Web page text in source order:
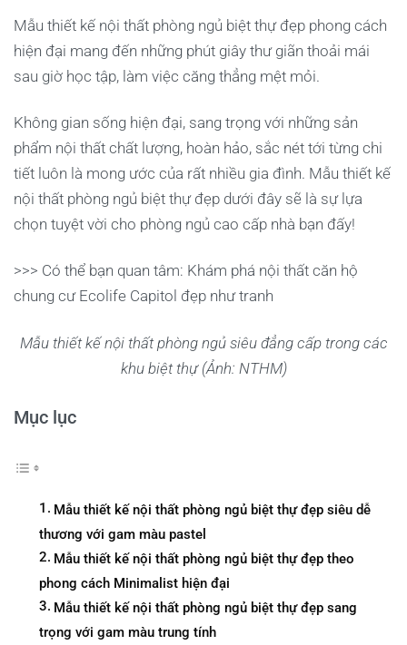
Mẫu thiết kế nội thất phòng ngủ biệt thự đẹp phong cách
hiện đại mang đến những phút giây thư giãn thoải mái
sau giờ học tập, làm việc căng thẳng mệt mỏi.
Không gian sống hiện đại, sang trọng với những sản
phẩm nội thất chất lượng, hoàn hảo, sắc nét tới từng chi
tiết luôn là mong ước của rất nhiều gia đình. Mẫu thiết kế
nội thất phòng ngủ biệt thự đẹp dưới đây sẽ là sự lựa
chọn tuyệt vời cho phòng ngủ cao cấp nhà bạn đấy!
>>> Có thể bạn quan tâm: Khám phá nội thất căn hộ
chung cư Ecolife Capitol‎ đẹp như tranh
Mẫu thiết kế nội thất phòng ngủ siêu đẳng cấp trong các
khu biệt thự (Ảnh: NTHM)
Mục lục
Mẫu thiết kế nội thất phòng ngủ biệt thự đẹp siêu dễ
thương với gam màu pastel
Mẫu thiết kế nội thất phòng ngủ biệt thự đẹp theo
phong cách Minimalist hiện đại
Mẫu thiết kế nội thất phòng ngủ biệt thự đẹp sang
trọng với gam màu trung tính